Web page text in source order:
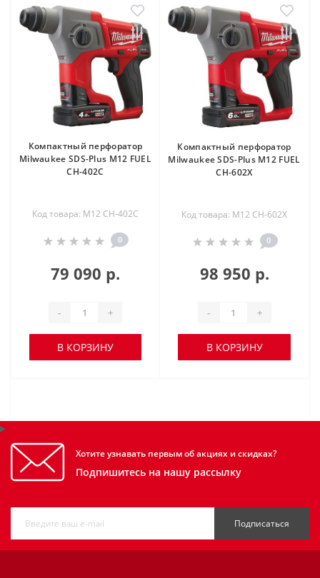
Компактный перфоратор
Milwaukee SDS-Plus M12 FUEL
CH-402C
Код товара: M12 CH-402C
0
79 090 р.
- +
В КОРЗИНУ
Компактный перфоратор
Milwaukee SDS-Plus M12 FUEL
CH-602X
Код товара: M12 CH-602X
0
98 950 р.
- +
В КОРЗИНУ
Хотите узнавать первым об акциях и скидках?
Подпишитесь на нашу рассылку
Подписаться